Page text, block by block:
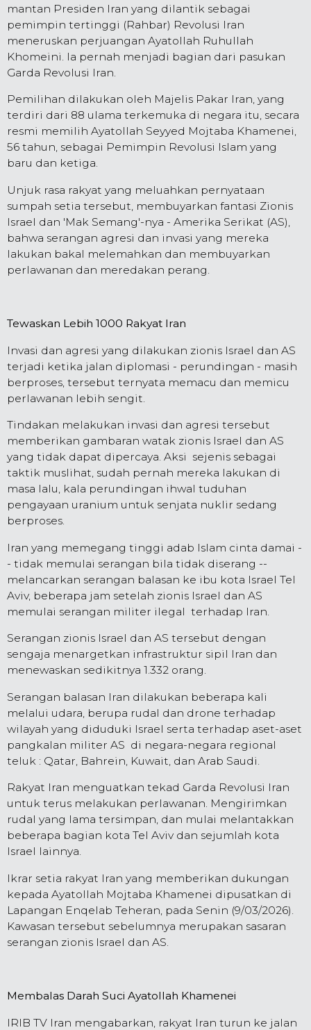
mantan Presiden Iran yang dilantik sebagai
pemimpin tertinggi (Rahbar) Revolusi Iran
meneruskan perjuangan Ayatollah Ruhullah
Khomeini. Ia pernah menjadi bagian dari pasukan
Garda Revolusi Iran.
Pemilihan dilakukan oleh Majelis Pakar Iran, yang
terdiri dari 88 ulama terkemuka di negara itu, secara
resmi memilih Ayatollah Seyyed Mojtaba Khamenei,
56 tahun, sebagai Pemimpin Revolusi Islam yang
baru dan ketiga.
Unjuk rasa rakyat yang meluahkan pernyataan
sumpah setia tersebut, membuyarkan fantasi Zionis
Israel dan 'Mak Semang'-nya - Amerika Serikat (AS),
bahwa serangan agresi dan invasi yang mereka
lakukan bakal melemahkan dan membuyarkan
perlawanan dan meredakan perang.
Tewaskan Lebih 1000 Rakyat Iran
Invasi dan agresi yang dilakukan zionis Israel dan AS
terjadi ketika jalan diplomasi - perundingan - masih
berproses, tersebut ternyata memacu dan memicu
perlawanan lebih sengit.
Tindakan melakukan invasi dan agresi tersebut
memberikan gambaran watak zionis Israel dan AS
yang tidak dapat dipercaya. Aksi sejenis sebagai
taktik muslihat, sudah pernah mereka lakukan di
masa lalu, kala perundingan ihwal tuduhan
pengayaan uranium untuk senjata nuklir sedang
berproses.
Iran yang memegang tinggi adab Islam cinta damai -
- tidak memulai serangan bila tidak diserang --
melancarkan serangan balasan ke ibu kota Israel Tel
Aviv, beberapa jam setelah zionis Israel dan AS
memulai serangan militer ilegal terhadap Iran.
Serangan zionis Israel dan AS tersebut dengan
sengaja menargetkan infrastruktur sipil Iran dan
menewaskan sedikitnya 1.332 orang.
Serangan balasan Iran dilakukan beberapa kali
melalui udara, berupa rudal dan drone terhadap
wilayah yang diduduki Israel serta terhadap aset-aset
pangkalan militer AS di negara-negara regional
teluk : Qatar, Bahrein, Kuwait, dan Arab Saudi.
Rakyat Iran menguatkan tekad Garda Revolusi Iran
untuk terus melakukan perlawanan. Mengirimkan
rudal yang lama tersimpan, dan mulai melantakkan
beberapa bagian kota Tel Aviv dan sejumlah kota
Israel lainnya.
Ikrar setia rakyat Iran yang memberikan dukungan
kepada Ayatollah Mojtaba Khamenei dipusatkan di
Lapangan Enqelab Teheran, pada Senin (9/03/2026).
Kawasan tersebut sebelumnya merupakan sasaran
serangan zionis Israel dan AS.
Membalas Darah Suci Ayatollah Khamenei
IRIB TV Iran mengabarkan, rakyat Iran turun ke jalan